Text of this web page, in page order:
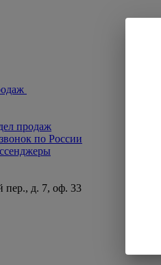
продаж
по России
пер., д. 7, оф. 33